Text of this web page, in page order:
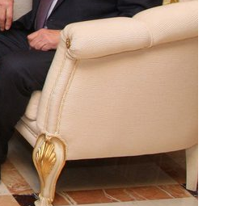
Более 70 предприятий Татарстана
приняли участие в «Кроссе